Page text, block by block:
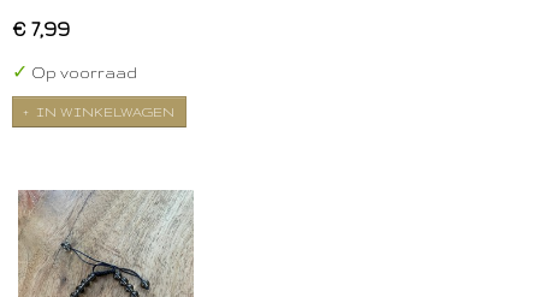
€ 7,99
✓ Op voorraad
IN WINKELWAGEN